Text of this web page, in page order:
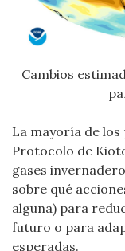
Cambios
La mayoría de
Protocolo de
gases
sobre qué
alguna) para
futuro o para
esperadas.